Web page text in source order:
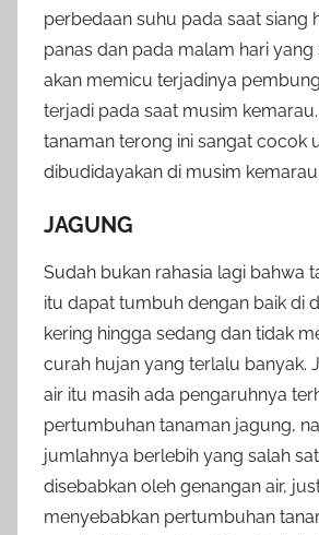
perbedaan suhu pada saat siang
panas dan pada malam hari yang
akan memicu terjadinya
terjadi pada saat musim
tanaman terong ini sangat cocok
dibudidayakan di musim kemarau.
JAGUNG
Sudah bukan rahasia lagi bahwa
itu dapat tumbuh dengan baik di
kering hingga sedang dan tidak
curah hujan yang terlalu banyak.
air itu masih ada pengaruhnya
pertumbuhan tanaman jagung,
jumlahnya berlebih yang salah
disebabkan oleh genangan air,
menyebabkan pertumbuhan